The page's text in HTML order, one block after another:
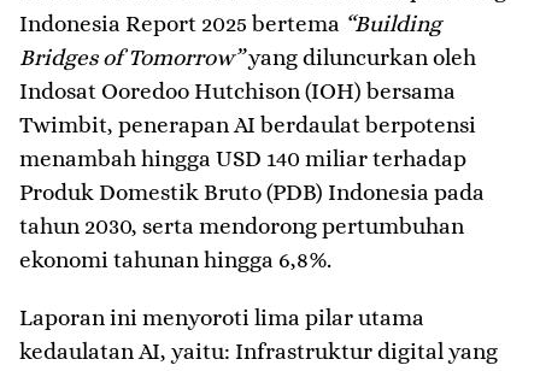
Indonesia Report 2025 bertema “Building
Bridges of Tomorrow”yang diluncurkan oleh
Indosat Ooredoo Hutchison (IOH) bersama
Twimbit, penerapan AI berdaulat berpotensi
menambah hingga USD 140 miliar terhadap
Produk Domestik Bruto (PDB) Indonesia pada
tahun 2030, serta mendorong pertumbuhan
ekonomi tahunan hingga 6,8%.
Laporan ini menyoroti lima pilar utama
kedaulatan AI, yaitu: Infrastruktur digital yang